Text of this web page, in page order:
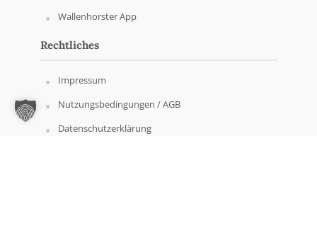
Wallenhorster App
Rechtliches
Impressum
Nutzungsbedingungen / AGB
Datenschutzerklärung